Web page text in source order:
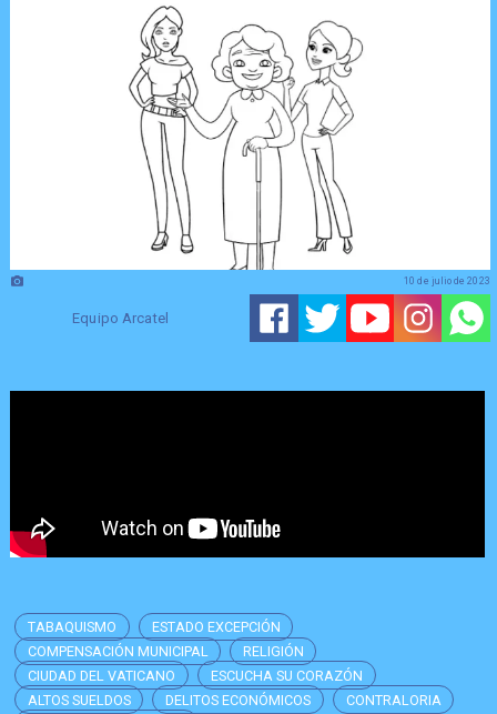
Equipo Arcatel
10 de julio de 2023
TABAQUISMO
ESTADO EXCEPCIÓN
COMPENSACIÓN MUNICIPAL
RELIGIÓN
CIUDAD DEL VATICANO
ESCUCHA SU CORAZÓN
ALTOS SUELDOS
DELITOS ECONÓMICOS
CONTRALORIA